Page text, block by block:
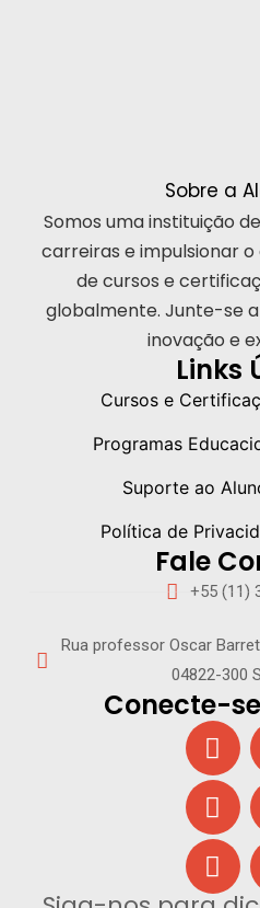
Sobre a
Somos uma instituição
carreiras e impulsionar
de cursos e
globalmente. Junte-se
inovação e
Links
Cursos e
Programas
Suporte ao
Política de
Fale
+55 (11)
Rua professor Oscar
04822-300
Conecte-